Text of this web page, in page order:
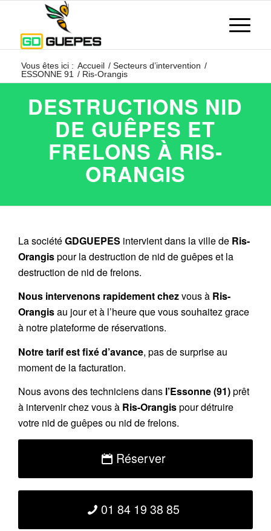
Vous êtes ici : Accueil / Secteurs d’intervention /
ESSONNE 91 / Ris-Orangis
DESTRUCTIONS NID
DE GUÊPES ET
FRELONS À RIS-
ORANGIS
La sociétéGDGUEPES intervient dans la ville de Ris-
Orangispour la destruction de nid de guêpes et la
destruction de nid de frelons.
Nous intervenons rapidement chezvous à Ris-
Orangisau jour et à l’heure que vous souhaitez grace
à notre plateforme de réservations.
Notre tarif est fixé d’avance, pas de surprise au
moment de la facturation.
Nous avons des techniciens dans l’Essonne (91)prêt
à intervenir chez vous à Ris-Orangispour détruire
votre nid de guêpes ou nid de frelons.
Réserver
01 84 19 38 85